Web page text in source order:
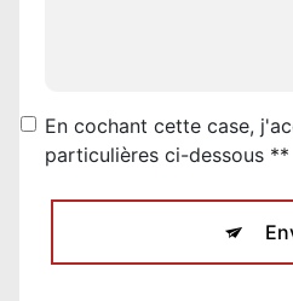
En cochant cette case,
particulières ci-dessous **